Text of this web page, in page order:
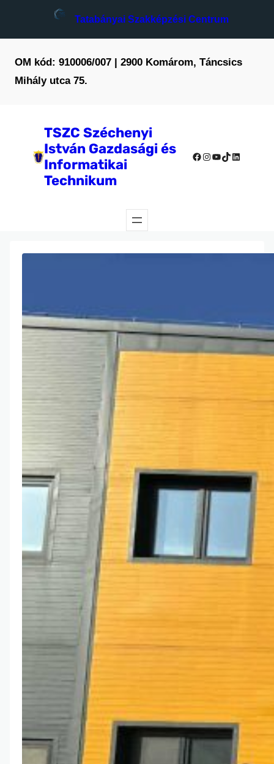
Tatabányai Szakképzési Centrum
OM kód: 910006/007 | 2900 Komárom, Táncsics
Mihály utca 75.
TSZC Széchenyi
István Gazdasági és
Informatikai
Technikum
Facebook
Instagram
YouTube
TikTok
LinkedIn